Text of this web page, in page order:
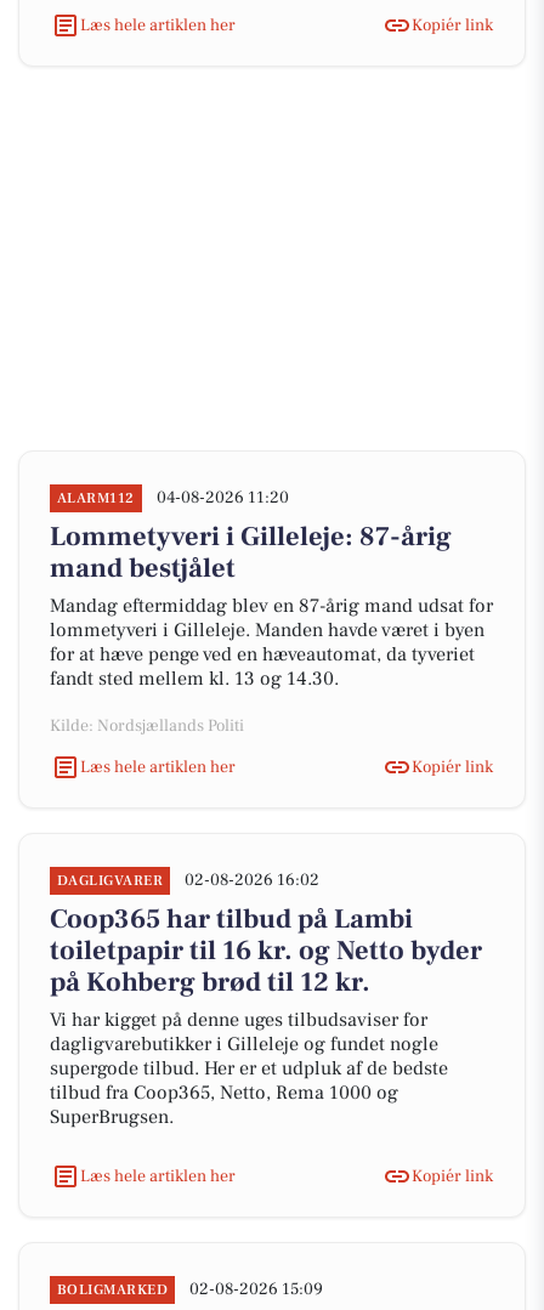
Læs hele artiklen her Kopiér link
ALARM112 04-08-2026 11:20
Lommetyveri i Gilleleje: 87-årig
mand bestjålet
Mandag eftermiddag blev en 87-årig mand udsat for
lommetyveri i Gilleleje. Manden havde været i byen
for at hæve penge ved en hæveautomat, da tyveriet
fandt sted mellem kl. 13 og 14.30.
Kilde: Nordsjællands Politi
Læs hele artiklen her
Kopiér link
DAGLIGVARER 02-08-2026 16:02
Coop365 har tilbud på Lambi
toiletpapir til 16 kr. og Netto byder
på Kohberg brød til 12 kr.
Vi har kigget på denne uges tilbudsaviser for
dagligvarebutikker i Gilleleje og fundet nogle
supergode tilbud. Her er et udpluk af de bedste
tilbud fra Coop365, Netto, Rema 1000 og
SuperBrugsen.
Læs hele artiklen her Kopiér link
BOLIGMARKED 02-08-2026 15:09